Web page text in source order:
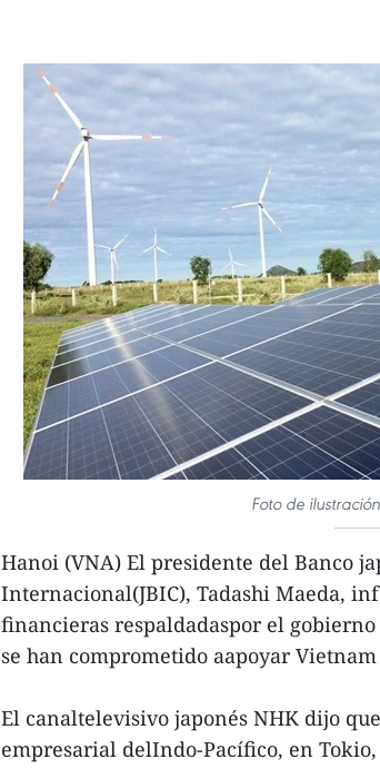
Foto de
Hanoi (VNA) El presidente del Banco
Internacional(JBIC), Tadashi Maeda,
financieras respaldadaspor el
se han comprometido aapoyar
El canaltelevisivo japonés NHK dijo
empresarial delIndo-Pacífico, en